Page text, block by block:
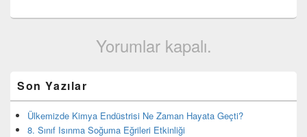
Yorumlar kapalı.
yan
bar
eklenti
bölgesi
Son Yazılar
Ülkemizde Kimya Endüstrisi Ne Zaman Hayata Geçti?
8. Sınıf Isınma Soğuma Eğrileri Etkinliği